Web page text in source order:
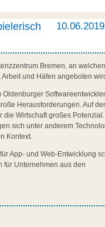
Bremen, an
und Häfen angeboten
Oldenburger Softwareentwickler
Herausforderungen. Auf
Wirtschaft großes
sich unter anderem
Kontext.
App- und Web-Entwicklung
für Unternehmen aus den